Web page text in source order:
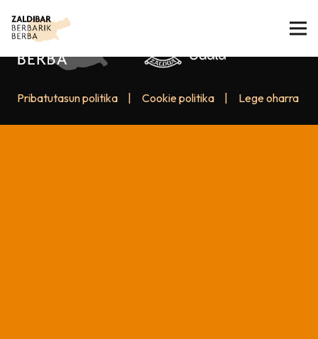
Pribatutasun politika Cookie politika Lege oharra